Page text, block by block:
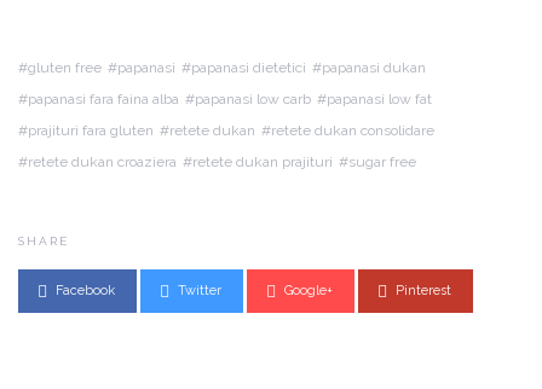
gluten free papanasi papanasi dietetici
papanasi dukan
papanasi fara faina alba
papanasi low carb
papanasi low fat
prajituri fara gluten
retete dukan
retete dukan consolidare
retete dukan croaziera
retete dukan prajituri sugar free
SHARE
Facebook Twitter Google+ Pinterest